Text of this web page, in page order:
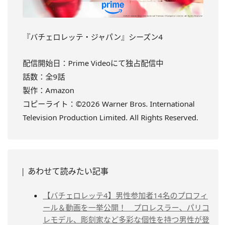
『バチェロレッテ・ジャパン』シーズン4
配信開始日：Prime Videoにて独占配信中
話数：全9話
製作：Amazon
コピーライト：©2026 Warner Bros. International
Television Production Limited. All Rights Reserved.
あわせて読みたい記事
【バチェロレッテ4】男性参加者14名のプロフィ
ール＆動画を一挙公開！ プロレスラー、パリコ
レモデル、彫刻家など多彩な個性を持つ男性が登